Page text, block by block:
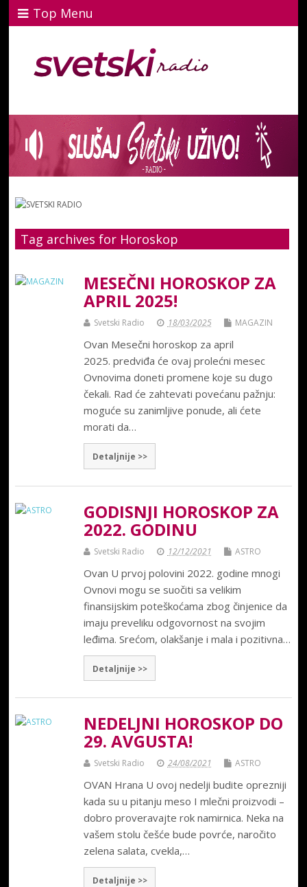
Top Menu
Tag archives for Horoskop
MESEČNI HOROSKOP ZA
APRIL 2025!
Svetski Radio 18/03/2025 MAGAZIN
Ovan Mesečni horoskop za april
2025. predviđa će ovaj prolećni mesec
Ovnovima doneti promene koje su dugo
čekali. Rad će zahtevati povećanu pažnju:
moguće su zanimljive ponude, ali ćete
morati da…
Detaljnije >>
GODISNJI HOROSKOP ZA
2022. GODINU
Svetski Radio 12/12/2021 ASTRO
Ovan U prvoj polovini 2022. godine mnogi
Ovnovi mogu se suočiti sa velikim
finansijskim poteškoćama zbog činjenice da
imaju preveliku odgovornost na svojim
leđima. Srećom, olakšanje i mala i pozitivna…
Detaljnije >>
NEDELJNI HOROSKOP DO
29. AVGUSTA!
Svetski Radio 24/08/2021 ASTRO
OVAN Hrana U ovoj nedelji budite oprezniji
kada su u pitanju meso I mlečni proizvodi –
dobro proveravajte rok namirnica. Neka na
vašem stolu češće bude povrće, naročito
zelena salata, cvekla,…
Detaljnije >>